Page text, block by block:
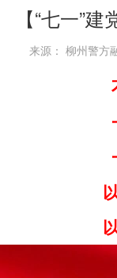
【“七一”
来源： 柳州警